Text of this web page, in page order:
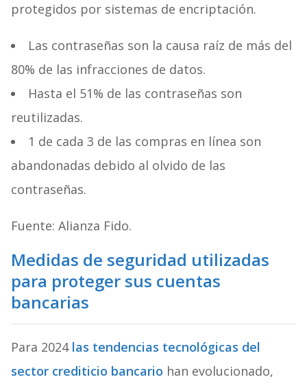
protegidos por sistemas de encriptación.
Las contraseñas son la causa raíz de más del
80% de las infracciones de datos.
Hasta el 51% de las contraseñas son
reutilizadas.
1 de cada 3 de las compras en línea son
abandonadas debido al olvido de las
contraseñas.
Fuente: Alianza Fido.
Medidas de seguridad utilizadas
para proteger sus cuentas
bancarias
Para 2024 las tendencias tecnológicas del
sector crediticio bancario han evolucionado,